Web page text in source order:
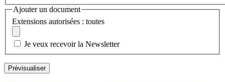
Ajouter un document
Extensions autorisées : toutes
Je veux recevoir la Newsletter